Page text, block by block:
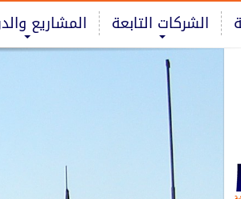
الشركات التابعة المشاريع